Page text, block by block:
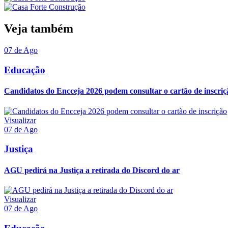
Veja também
07 de Ago
Educação
Candidatos do Encceja 2026 podem consultar o cartão de
Visualizar
07 de Ago
Justiça
AGU pedirá na Justiça a retirada do Discord do ar
Visualizar
07 de Ago